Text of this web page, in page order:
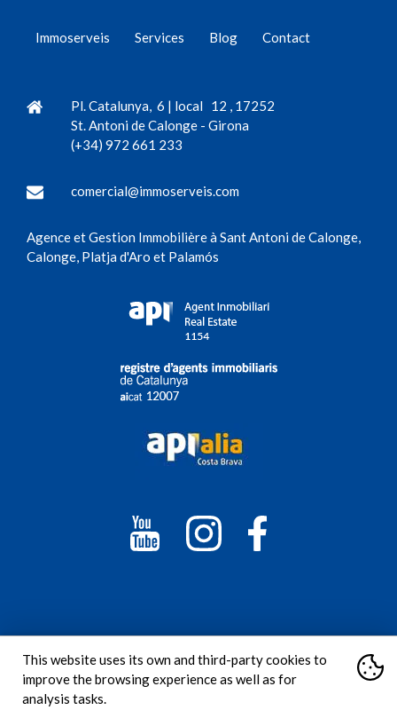
Immoserveis Services Blog Contact
Pl. Catalunya, 6 | local 12 , 17252
St. Antoni de Calonge - Girona
(+34) 972 661 233
comercial@immoserveis.com
Agence et Gestion Immobilière à Sant Antoni de Calonge,
Calonge, Platja d'Aro et Palamós
Avertissement légal
Technologie Cookie
This website uses its own and third-party cookies to
improve the browsing experience as well as for
analysis tasks.